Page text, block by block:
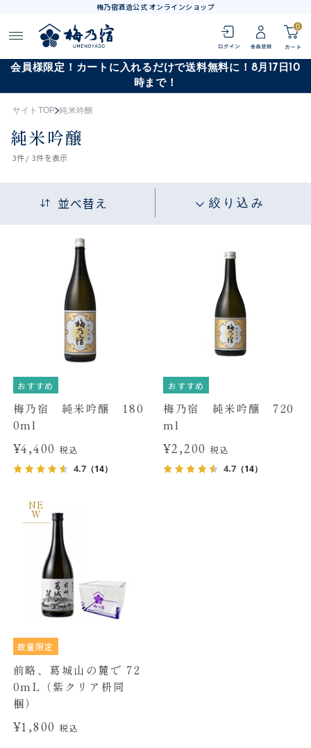
梅乃宿酒造公式 オンラインショップ
0
会員様限定！カートに入れるだけで送料無料に！8月17日10
時まで！
サイトTOP 純米吟醸
純米吟醸
3件 / 3件を表示
並べ替え 絞り込み
おすすめ
梅乃宿 純米吟醸 180
0ml
¥4,400税込
4.7（14）
おすすめ
梅乃宿 純米吟醸 720
ml
¥2,200 税込
4.7 （14）
NE
W
数量限定
前略、葛城山の麓で 72
0mL（紫クリア枡同
梱）
¥1,800税込